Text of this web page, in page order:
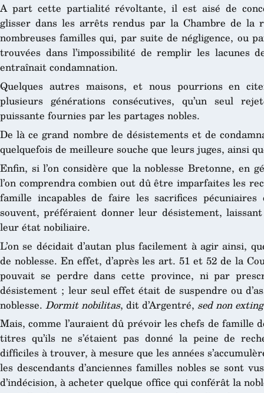
A part cette partialité révoltante, il est aisé de
glisser dans les arrêts rendus par la Chambre de la
nombreuses familles qui, par suite de négligence, ou
trouvées dans l’impossibilité de remplir les lacunes
entraînait condamnation.
Quelques autres maisons, et nous pourrions en
plusieurs générations consécutives, qu’un seul
puissante fournies par les partages nobles.
De là ce grand nombre de désistements et de
quelquefois de meilleure souche que leurs juges, ainsi
Enfin, si l’on considère que la noblesse Bretonne, en
l’on comprendra combien out dû être imparfaites les
famille incapables de faire les sacrifices
souvent, préféraient donner leur désistement,
leur état nobiliaire.
L’on se décidait d’autan plus facilement à agir ainsi,
de noblesse. En effet, d’après les art. 51 et 52 de la
pouvait se perdre dans cette province, ni par
désistement ; leur seul effet était de suspendre ou
noblesse. Dormit nobilitas, dit d’Argentré, sed non
Mais, comme l’auraient dû prévoir les chefs de famille
titres qu’ils ne s’étaient pas donné la peine de
difficiles à trouver, à mesure que les années
les descendants d’anciennes familles nobles se sont
d’indécision, à acheter quelque office qui conférât la